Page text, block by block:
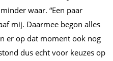
waar. “Een paar
mij. Daarmee begon alles
er op dat moment ook nog
dus echt voor keuzes op